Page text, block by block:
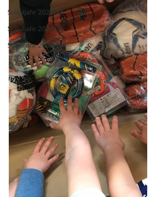
Schuljahr 2023/24
Schuljahr 2024/25
Schuljahr 2025/26